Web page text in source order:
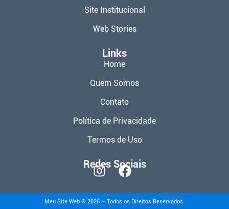
Site Institucional
Web Stories
Links
Home
Quem Somos
Contato
Política de Privacidade
Termos de Uso
Redes Sociais
Meu Site Web ® 2026 – Todos os Direitos Reservados.